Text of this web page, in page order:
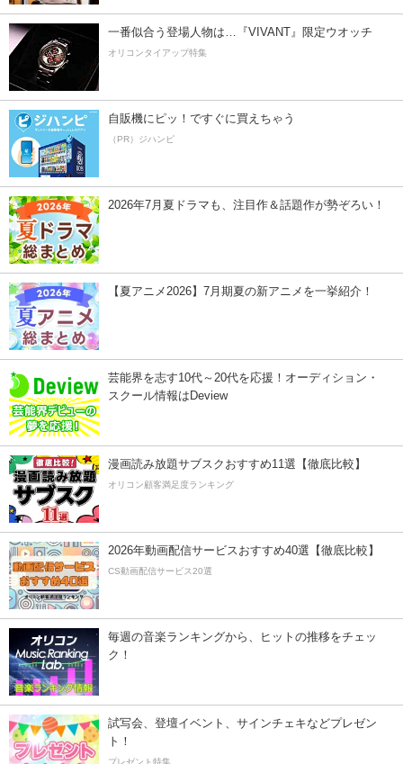
一番似合う登場人物は…『VIVANT』限定ウオッチ
オリコンタイアップ特集
自販機にピッ！ですぐに買えちゃう
（PR）ジハンピ
2026年7月夏ドラマも、注目作＆話題作が勢ぞろい！
【夏アニメ2026】7月期夏の新アニメを一挙紹介！
芸能界を志す10代～20代を応援！オーディション・
スクール情報はDeview
漫画読み放題サブスクおすすめ11選【徹底比較】
オリコン顧客満足度ランキング
2026年動画配信サービスおすすめ40選【徹底比較】
CS動画配信サービス20選
毎週の音楽ランキングから、ヒットの推移をチェッ
ク！
試写会、登壇イベント、サインチェキなどプレゼン
ト！
プレゼント特集